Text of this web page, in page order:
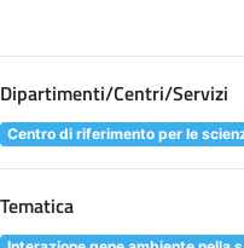
Dipartimenti/Centri/Servizi
Centro di riferimento per le
Tematica